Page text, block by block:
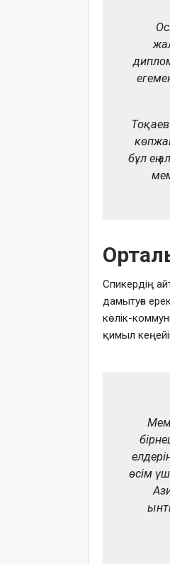
бұл ең
Спикердің
дамытуға
көлік-
қимыл
өсім